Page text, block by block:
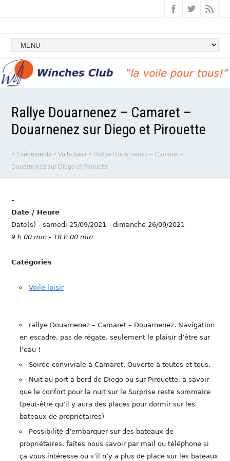
Rallye Douarnenez – Camaret –
Douarnenez sur Diego et Pirouette
> Évènements >Voile loisir > Rallye Douarnenez – Camaret –
Douarnenez sur Diego et Pirouette
-
Date / Heure
Date(s) - samedi 25/09/2021 - dimanche 26/09/2021
9 h 00 min - 18 h 00 min
Catégories
Voile loisir
rallye Douarnenez – Camaret – Douarnenez. Navigation
en escadre, pas de régate, seulement le plaisir d’être sur
l’eau !
Soirée conviviale à Camaret. Ouverte à toutes et tous.
Nuit au port à bord de Diego ou sur Pirouette, à savoir
que le confort pour la nuit sur le Surprise reste sommaire
(peut-être qu’il y aura des places pour dormir sur les
bateaux de propriétaires)
Possibilité d’embarquer sur des bateaux de
propriétaires. faîtes nous savoir par mail ou téléphone si
ça vous intéresse ou s’il n’y a plus de place sur les bateaux